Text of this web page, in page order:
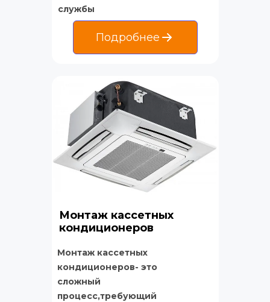
службы
Монтаж кассетных
кондиционеров
Монтаж кассетных
кондиционеров- это
сложный
процесс,требующий
Подробнее